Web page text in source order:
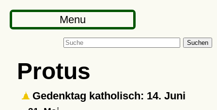
Menu
Suchen
Protus
Gedenktag katholisch: 14. Juni